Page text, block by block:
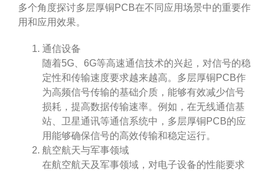
多个角度探讨多层厚铜PCB在不同应用场景中的重要作
用和应用效果。
通信设备
随着5G、6G等高速通信技术的兴起，对信号的稳
定性和传输速度要求越来越高。多层厚铜PCB作
为高频信号传输的基础介质，能够有效减少信号
损耗，提高数据传输速率。例如，在无线通信基
站、卫星通讯等通信系统中，多层厚铜PCB的应
用能够确保信号的高效传输和稳定运行。
航空航天与军事领域
在航空航天及军事领域，对电子设备的性能要求